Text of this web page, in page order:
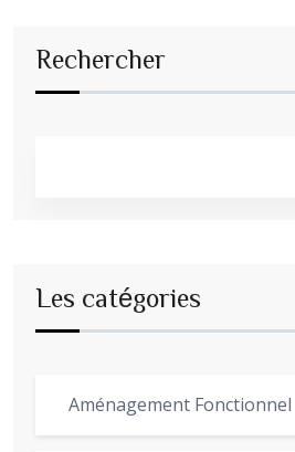
Rechercher
Les catégories
Aménagement Fonctionnel